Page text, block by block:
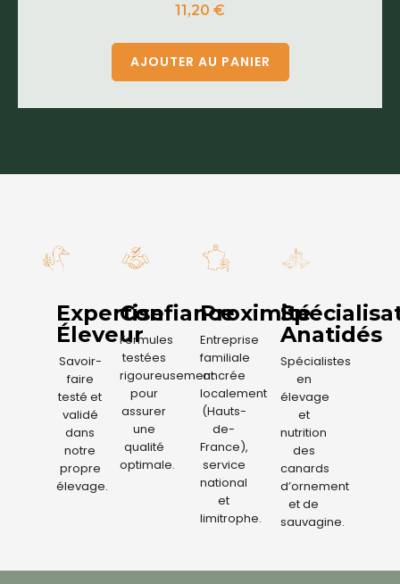
11,20 €
AJOUTER AU PANIER
Expertise
Éleveur
Savoir-
faire
testé et
validé
dans
notre
propre
élevage.
Confiance
Formules
testées
rigoureusement
pour
assurer
une
qualité
optimale.
Proximité
Entreprise
familiale
ancrée
localement
(Hauts-
de-
France),
service
national
et
limitrophe.
Anatidés
Spécialistes
en
élevage
et
nutrition
des
canards
d’ornement
et de
sauvagine.